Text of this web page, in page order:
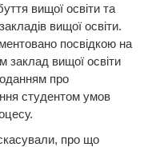
вищої освіти та
вищої освіти.
посвідкою на
заклад вищої освіти
про
студентом умов
про що